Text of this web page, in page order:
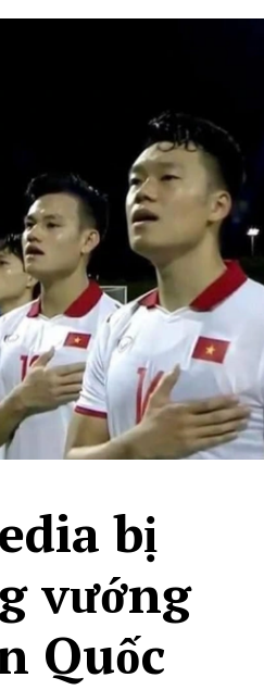
bị
vướng
Quốc